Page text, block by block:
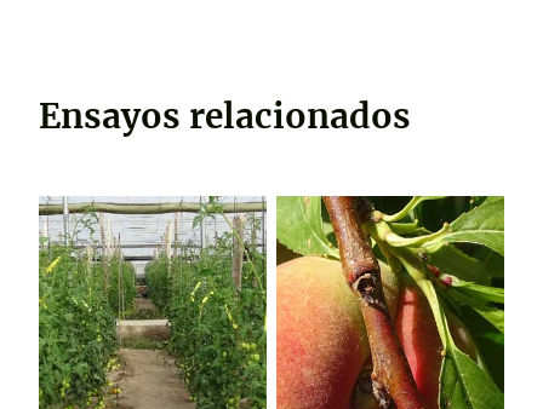
Ensayos relacionados